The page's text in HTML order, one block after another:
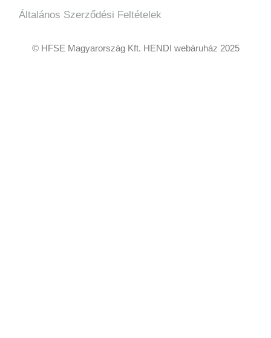
Általános Szerződési Feltételek
© HFSE Magyarország Kft. HENDI webáruház 2025